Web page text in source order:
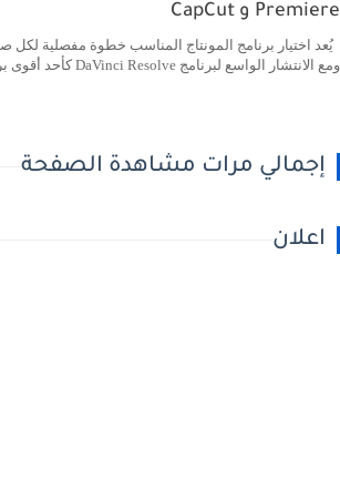
Premiere و CapCut
يُعد اختيار برنامج المونتاج المناسب خطوة مفصلية لكل
ومع الانتشار الواسع لبرنامج DaVinci Resolve كأحد أقوى برامج...
إجمالي مرات مشاهدة الصفحة
اعلان